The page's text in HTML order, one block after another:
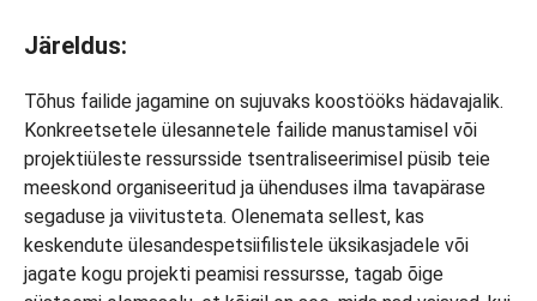
Järeldus:
Tõhus failide jagamine on sujuvaks koostööks hädavajalik.
Konkreetsetele ülesannetele failide manustamisel või
projektiüleste ressursside tsentraliseerimisel püsib teie
meeskond organiseeritud ja ühenduses ilma tavapärase
segaduse ja viivitusteta. Olenemata sellest, kas
keskendute ülesandespetsiifilistele üksikasjadele või
jagate kogu projekti peamisi ressursse, tagab õige